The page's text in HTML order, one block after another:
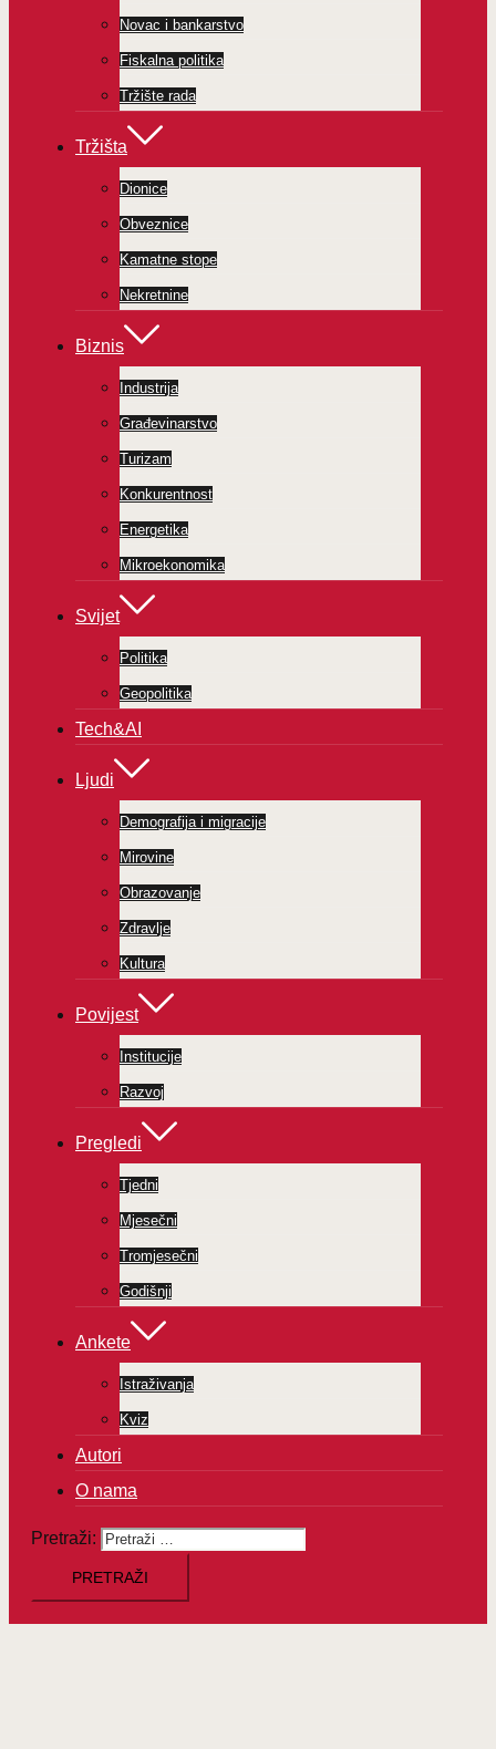
Novac i bankarstvo
Fiskalna politika
Tržište rada
Tržišta
Dionice
Obveznice
Kamatne stope
Nekretnine
Biznis
Industrija
Građevinarstvo
Turizam
Konkurentnost
Energetika
Mikroekonomika
Svijet
Politika
Geopolitika
Tech&AI
Ljudi
Demografija i migracije
Mirovine
Obrazovanje
Zdravlje
Kultura
Povijest
Institucije
Razvoj
Pregledi
Tjedni
Mjesečni
Tromjesečni
Godišnji
Ankete
Istraživanja
Kviz
Autori
O nama
Pretraži: